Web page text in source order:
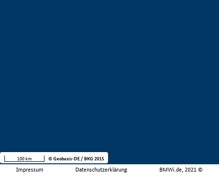
Impressum Datenschutzerklärung BMWi.de, 2021 ©
100 km © Geobasis-DE / BKG 2015